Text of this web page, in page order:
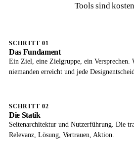
Tools sind
SCHRITT 01
Das Fundament
Ein Ziel, eine Zielgruppe, ein Versprechen.
niemanden erreicht und jede
SCHRITT 02
Die Statik
Seitenarchitektur und Nutzerführung. Die
Relevanz, Lösung, Vertrauen, Aktion.